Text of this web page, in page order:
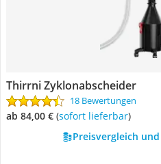
Thirrni Zyklonabscheider
18 Bewertungen
ab 84,00 € ( Sofort lieferbar)
Preisvergleich